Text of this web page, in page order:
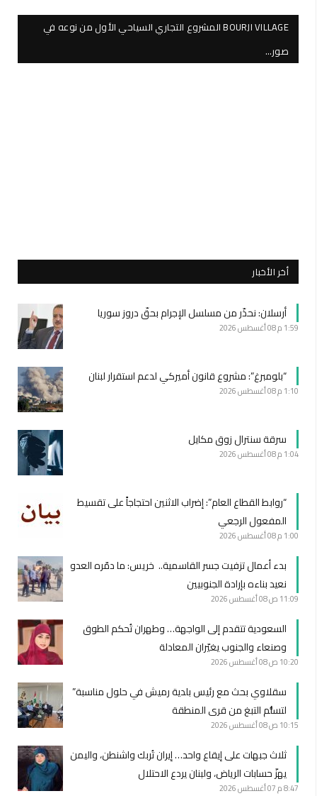
BOURJI VILLAGE المشروع التجاري السياحي الأول من نوعه في
صور…
أخر الأخبار
أرسلان: نحذّر من مسلسل الإجرام بحقّ دروز سوريا
1:59 م 08 أغسطس 2026
“بلومبرغ”: مشروع قانون أميركي لدعم استقرار لبنان
1:10 م 08 أغسطس 2026
سرقة سنترال زوق مكايل
1:04 م 08 أغسطس 2026
“روابط القطاع العام”: إضراب الاثنين احتجاجاً على تقسيط
المفعول الرجعي
1:00 م 08 أغسطس 2026
بدء أعمال تزفيت جسر القاسمية.. خريس: ما دمّره العدو
نعيد بناءه بإرادة الجنوبيين
11:09 ص 08 أغسطس 2026
السعودية تتقدم إلى الواجهة… وطهران تُحكم الطوق
وصنعاء والجنوب يغيّران المعادلة
10:20 ص 08 أغسطس 2026
سقلاوي بحث مع رئيس بلدية رميش في حلول مناسبة”
لتسلُّم التبغ من قرى المنطقة
10:15 ص 08 أغسطس 2026
ثلاث جبهات على إيقاع واحد… إيران تُربك واشنطن، واليمن
يهزّ حسابات الرياض، ولبنان يردع الاحتلال
8:47 م 07 أغسطس 2026